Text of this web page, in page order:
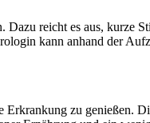
reicht es aus, kurze
kann anhand der
Erkrankung zu genießen.